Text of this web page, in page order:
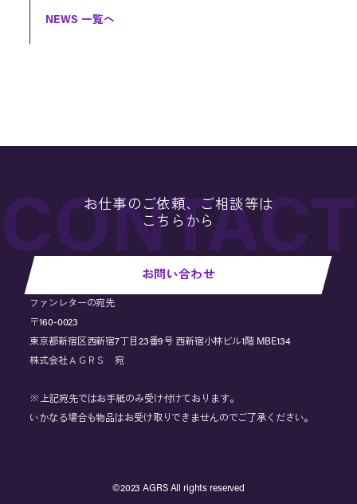
NEWS 一覧へ
お仕事のご依頼、ご相談等は
こちらから
お問い合わせ
ファンレターの宛先
〒160-0023
東京都新宿区西新宿7丁目23番9号 西新宿小林ビル1階 MBE134
株式会社ＡＧＲＳ 宛
※上記宛先ではお手紙のみ受け付けております。
いかなる場合も物品はお受け取りできませんのでご了承ください。
©︎2023 AGRS All rights reserved